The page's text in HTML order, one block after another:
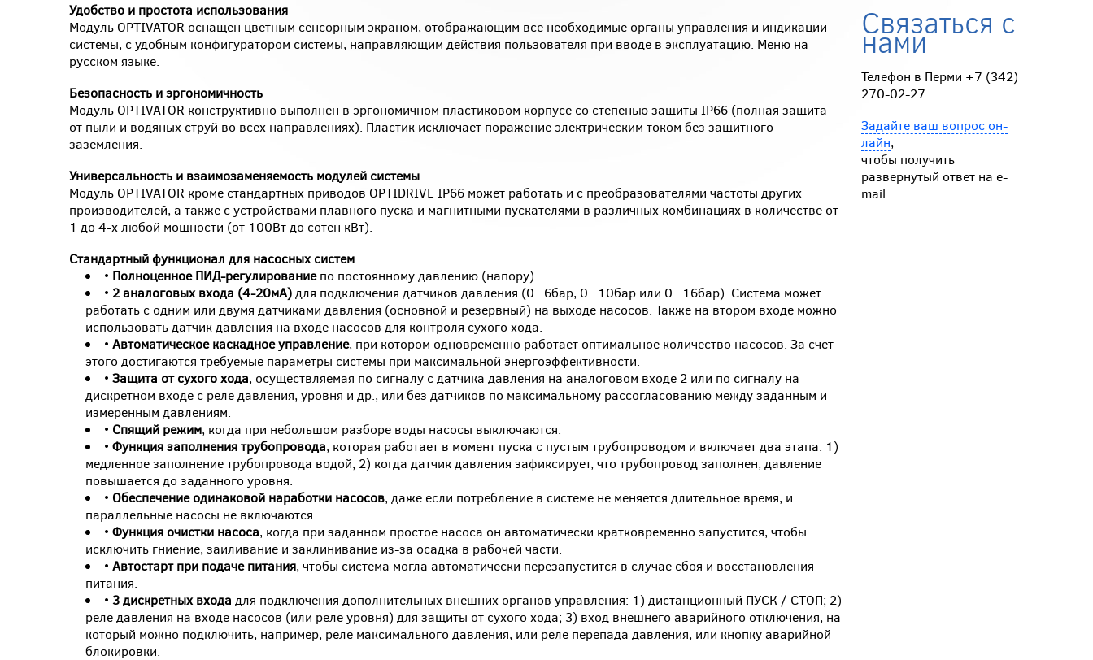
Удобство и простота использования
Модуль OPTIVATOR оснащен цветным сенсорным экраном, отображающим все необходимые органы управления и индикации
системы, с удобным конфигуратором системы, направляющим действия пользователя при вводе в эксплуатацию. Меню на
русском языке.
Безопасность и эргономичность
Модуль OPTIVATOR конструктивно выполнен в эргономичном пластиковом корпусе со степенью защиты IP66 (полная защита
от пыли и водяных струй во всех направлениях). Пластик исключает поражение электрическим током без защитного
заземления.
Универсальность и взаимозаменяемость модулей системы
Модуль OPTIVATOR кроме стандартных приводов OPTIDRIVE IP66 может работать и с преобразователями частоты других
производителей, а также с устройствами плавного пуска и магнитными пускателями в различных комбинациях в количестве от
1 до 4-х любой мощности (от 100Вт до сотен кВт).
Стандартный функционал для насосных систем
• Полноценное ПИД-регулированиепо постоянному давлению (напору)
• 2 аналоговых входа (4-20мА) для подключения датчиков давления (0...6бар, 0...10бар или 0...16бар). Система может
работать с одним или двумя датчиками давления (основной и резервный) на выходе насосов. Также на втором входе можно
использовать датчик давления на входе насосов для контроля сухого хода.
• Автоматическое каскадное управление, при котором одновременно работает оптимальное количество насосов. За счет
этого достигаются требуемые параметры системы при максимальной энергоэффективности.
• Защита от сухого хода, осуществляемая по сигналу с датчика давления на аналоговом входе 2 или по сигналу на
дискретном входе с реле давления, уровня и др., или без датчиков по максимальному рассогласованию между заданным и
измеренным давлениям.
• Спящий режим, когда при небольшом разборе воды насосы выключаются.
• Функция заполнения трубопровода, которая работает в момент пуска с пустым трубопроводом и включает два этапа: 1)
медленное заполнение трубопровода водой; 2) когда датчик давления зафиксирует, что трубопровод заполнен, давление
повышается до заданного уровня.
• Обеспечение одинаковой наработки насосов, даже если потребление в системе не меняется длительное время, и
параллельные насосы не включаются.
• Функция очистки насоса, когда при заданном простое насоса он автоматически кратковременно запустится, чтобы
исключить гниение, заиливание и заклинивание из-за осадка в рабочей части.
• Автостарт при подаче питания, чтобы система могла автоматически перезапустится в случае сбоя и восстановления
питания.
• 3 дискретных входа для подключения дополнительных внешних органов управления: 1) дистанционный ПУСК / СТОП; 2)
реле давления на входе насосов (или реле уровня) для защиты от сухого хода; 3) вход внешнего аварийного отключения, на
который можно подключить, например, реле максимального давления, или реле перепада давления, или кнопку аварийной
блокировки.
Связаться с
нами
Телефон в Перми +7 (342)
270-02-27.
Задайте ваш вопрос он-
лайн,
чтобы получить
развернутый ответ на e-
mail